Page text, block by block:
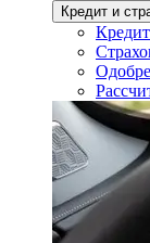
Кредит и